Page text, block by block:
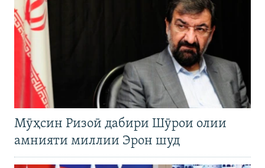
Мӯҳсин Ризоӣ дабири Шӯрои олии
амнияти миллии Эрон шуд